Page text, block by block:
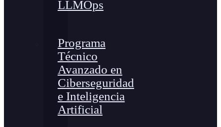
LLMOps
Programa
Técnico
Avanzado en
Ciberseguridad
e Inteligencia
Artificial